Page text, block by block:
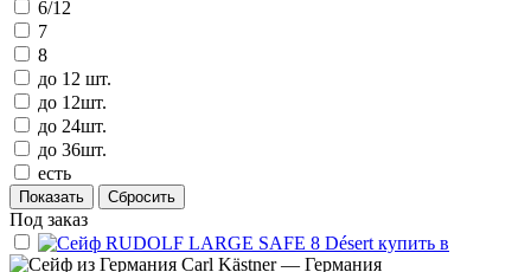
6/12
7
8
до 12 шт.
до 12шт.
до 24шт.
до 36шт.
есть
Под заказ
Carl Kästner — Германия